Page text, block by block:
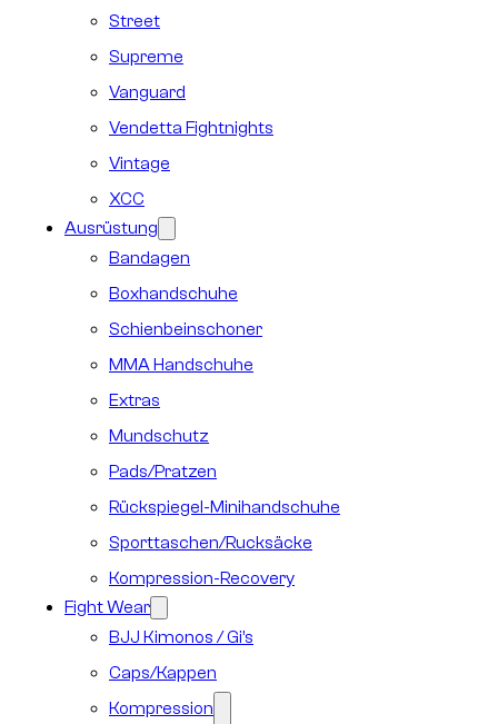
Street
Supreme
Vanguard
Vendetta Fightnights
Vintage
XCC
Ausrüstung
Bandagen
Boxhandschuhe
Schienbeinschoner
MMA Handschuhe
Extras
Mundschutz
Pads/Pratzen
Rückspiegel-Minihandschuhe
Sporttaschen/Rucksäcke
Kompression-Recovery
Fight Wear
BJJ Kimonos / Gi’s
Caps/Kappen
Kompression